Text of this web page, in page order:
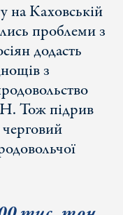
на Каховській
проблеми з
додасть
з
Тож підрив